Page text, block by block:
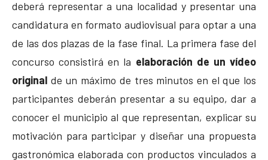
deberá representar a una localidad y presentar una
candidatura en formato audiovisual para optar a una
de las dos plazas de la fase final. La primera fase del
concurso consistirá en la elaboración de un vídeo
original de un máximo de tres minutos en el que los
participantes deberán presentar a su equipo, dar a
conocer el municipio al que representan, explicar su
motivación para participar y diseñar una propuesta
gastronómica elaborada con productos vinculados a